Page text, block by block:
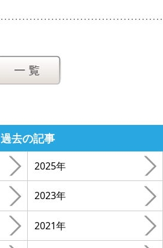
過去の記事
2025年
2023年
2021年